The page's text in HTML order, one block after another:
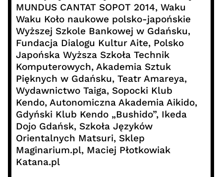
MUNDUS CANTAT SOPOT 2014, Waku
Waku Koło naukowe polsko-japońskie
Wyższej Szkole Bankowej w Gdańsku,
Fundacja Dialogu Kultur Aite, Polsko
Japońska Wyższa Szkoła Technik
Komputerowych, Akademia Sztuk
Pięknych w Gdańsku, Teatr Amareya,
Wydawnictwo Taiga, Sopocki Klub
Kendo, Autonomiczna Akademia Aikido,
Gdyński Klub Kendo „Bushido”, Ikeda
Dojo Gdańsk, Szkoła Języków
Orientalnych Matsuri, Sklep
Maginarium.pl, Maciej Płotkowiak
Katana.pl